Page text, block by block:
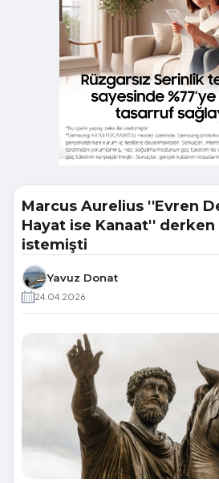
Marcus Aurelius ''Evren
Hayat ise Kanaat''
istemişti
Yavuz Donat
24.04.2026